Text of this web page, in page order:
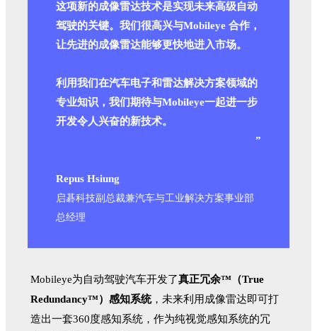
这项新的成像雷达技术是实现未来高级自动
驾驶的关键。我们很高兴与Mobileye 合作，
让先进的成像雷达能够更快地进入市场。
利用我们在汽车电子和雷达解决方案领域的
专业知识，我们期待与Mobileye一起进一步
开发令人兴奋的新技术。
”
Repus Hsiung
启碁科技副总裁兼汽车与工业解决方案事业部
总经理
Mobileye为自动驾驶汽车开发了真正冗余™（True
Redundancy™）感知系统，未来利用成像雷达即可打
造出一套360度感知系统，作为纯视觉感知系统的冗